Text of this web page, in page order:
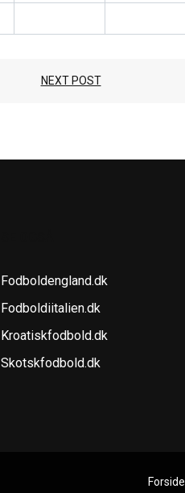
NEXT POST
Fodboldengland.dk
Fodboldiitalien.dk
Kroatiskfodbold.dk
Skotskfodbold.dk
Forside